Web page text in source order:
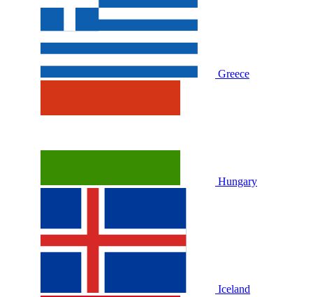
Greece
Hungary
Iceland